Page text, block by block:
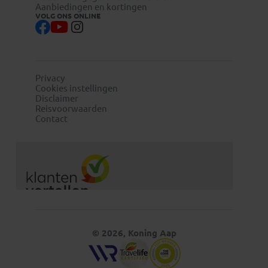
Aanbiedingen en kortingen
VOLG ONS ONLINE
Privacy
Cookies instellingen
Disclaimer
Reisvoorwaarden
Contact
© 2026, Koning Aap